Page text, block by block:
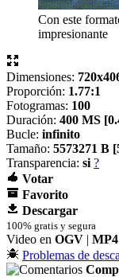
Con este
impresionante
Dimensiones:
Proporción: 1.77:1
Fotogramas: 100
Duración: 400 MS [
Bucle: infinito
Tamaño: 5573271 B [
Transparencia: si ?
Votar
Favorito
Descargar
100% gratis y segura
Video en OGV | MP4
Problemas de